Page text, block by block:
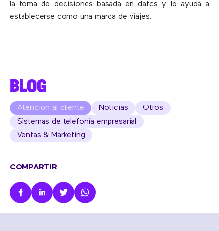
la toma de decisiones basada en datos y lo ayuda a
establecerse como una marca de viajes.
BLOG
Atención al cliente Noticias
Otros
Sistemas de telefonía empresarial
Ventas & Marketing
COMPARTIR